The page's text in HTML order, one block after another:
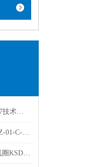
rexroth力士乐齿轮泵0510725167技术参数原装
HYDAC贺德克球阀WSM06020Z-01-C-N-24DG现货原装
REXROTH力士乐R901258093线圈KSDER配对线圈 简介